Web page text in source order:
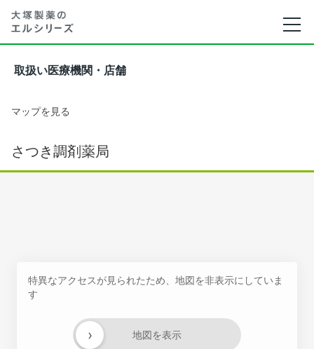
取扱い医療機関・店舗
マップを見る
さつき調剤薬局
特異なアクセスが見られたため、地図を非表示にしていま
す
地図を表示
›